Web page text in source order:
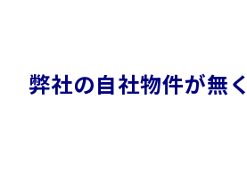
弊社の自社物件が無